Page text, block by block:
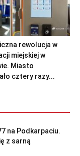
rewolucja w
miejskiej w
Miasto
cztery razy...
na Podkarpaciu.
z sarną